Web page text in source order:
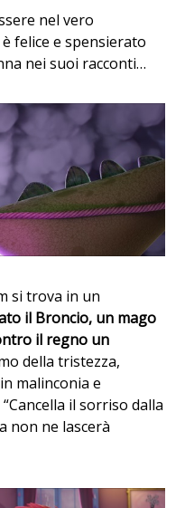
nel vero
felice e spensierato
nei suoi racconti…
si trova in un
il Broncio, un mago
il regno un
della tristezza,
malinconia e
il sorriso dalla
non ne lascerà